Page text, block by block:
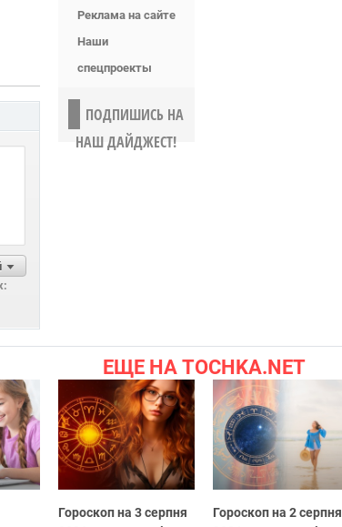
Реклама на сайте
Наши
спецпроекты
ПОДПИШИСЬ НА
НАШ ДАЙДЖЕСТ!
ЕЩЕ НА TOCHKA.NET
Гороскоп на 3 серпня
Гороскоп на 2 серпня